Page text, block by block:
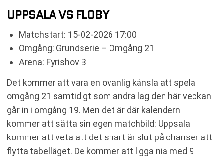
UPPSALA VS FLOBY
Matchstart: 15-02-2026 17:00
Omgång: Grundserie – Omgång 21
Arena: Fyrishov B
Det kommer att vara en ovanlig känsla att spela
omgång 21 samtidigt som andra lag den här veckan
går in i omgång 19. Men det är där kalendern
kommer att sätta sin egen matchbild: Uppsala
kommer att veta att det snart är slut på chanser att
flytta tabelläget. De kommer att ligga nia med 9